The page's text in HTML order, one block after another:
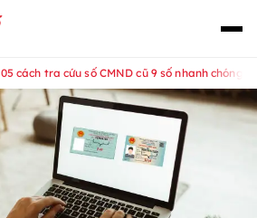
05 cách tra cứu số CMND cũ 9 số nhanh chóng,